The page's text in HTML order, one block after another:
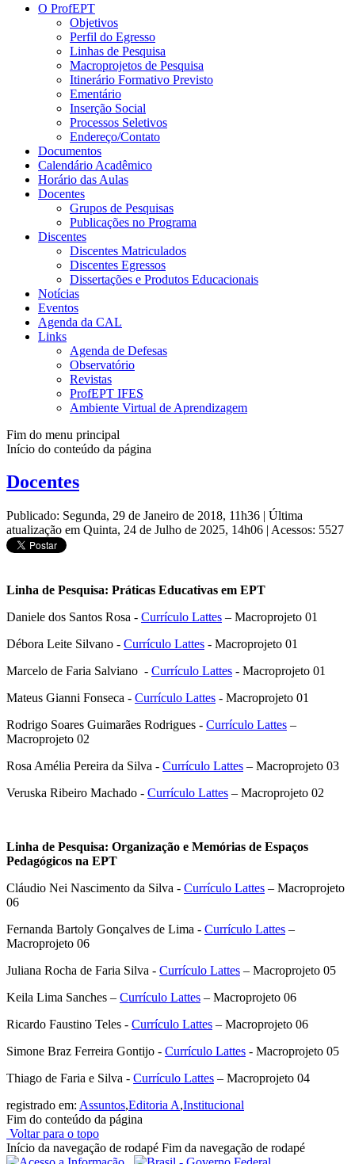
O ProfEPT
Objetivos
Perfil do Egresso
Linhas de Pesquisa
Macroprojetos de Pesquisa
Itinerário Formativo Previsto
Ementário
Inserção Social
Processos Seletivos
Endereço/Contato
Documentos
Calendário Acadêmico
Horário das Aulas
Docentes
Grupos de Pesquisas
Publicações no Programa
Discentes
Discentes Matriculados
Discentes Egressos
Dissertações e Produtos Educacionais
Notícias
Eventos
Agenda da CAL
Links
Agenda de Defesas
Observatório
Revistas
ProfEPT IFES
Ambiente Virtual de Aprendizagem
Fim do menu principal
Início do conteúdo da página
Docentes
Publicado: Segunda, 29 de Janeiro de 2018, 11h36 | Última
atualização em Quinta, 24 de Julho de 2025, 14h06 | Acessos: 5527
Linha de Pesquisa: Práticas Educativas em EPT
Daniele dos Santos Rosa - Currículo Lattes – Macroprojeto 01
Débora Leite Silvano - Currículo Lattes - Macroprojeto 01
Marcelo de Faria Salviano - Currículo Lattes - Macroprojeto 01
Mateus Gianni Fonseca - Currículo Lattes - Macroprojeto 01
Rodrigo Soares Guimarães Rodrigues - Currículo Lattes –
Macroprojeto 02
Rosa Amélia Pereira da Silva - Currículo Lattes – Macroprojeto 03
Veruska Ribeiro Machado - Currículo Lattes – Macroprojeto 02
Linha de Pesquisa: Organização e Memórias de Espaços
Pedagógicos na EPT
Cláudio Nei Nascimento da Silva - Currículo Lattes – Macroprojeto
06
Fernanda Bartoly Gonçalves de Lima - Currículo Lattes –
Macroprojeto 06
Juliana Rocha de Faria Silva - Currículo Lattes – Macroprojeto 05
Keila Lima Sanches – Currículo Lattes – Macroprojeto 06
Ricardo Faustino Teles - Currículo Lattes – Macroprojeto 06
Simone Braz Ferreira Gontijo - Currículo Lattes - Macroprojeto 05
Thiago de Faria e Silva - Currículo Lattes – Macroprojeto 04
registrado em: Assuntos,Editoria A,Institucional
Fim do conteúdo da página
Voltar para o topo
Início da navegação de rodapé Fim da navegação de rodapé